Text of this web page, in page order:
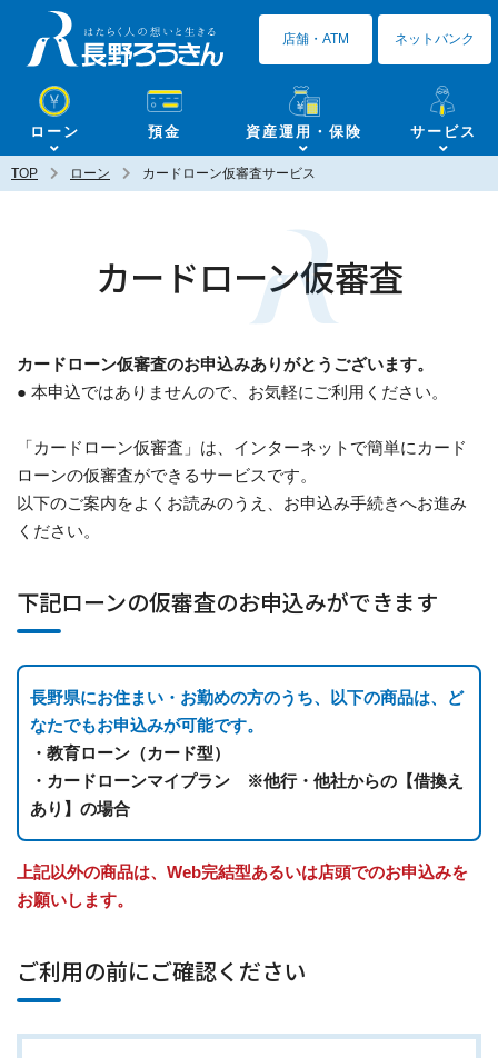
ローン 預金 資産運用・保険 サービス
店舗・ATM ネットバンク
TOP ローン カードローン仮審査サービス
カードローン仮審査
カードローン仮審査のお申込みありがとうございます。
● 本申込ではありませんので、お気軽にご利用ください。
「カードローン仮審査」は、インターネットで簡単にカード
ローンの仮審査ができるサービスです。
以下のご案内をよくお読みのうえ、お申込み手続きへお進み
ください。
下記ローンの仮審査のお申込みができます
長野県にお住まい・お勤めの方のうち、以下の商品は、ど
なたでもお申込みが可能です。
・教育ローン（カード型）
・カードローンマイプラン ※他行・他社からの【借換え
あり】の場合
上記以外の商品は、Web完結型あるいは店頭でのお申込みを
お願いします。
ご利用の前にご確認ください